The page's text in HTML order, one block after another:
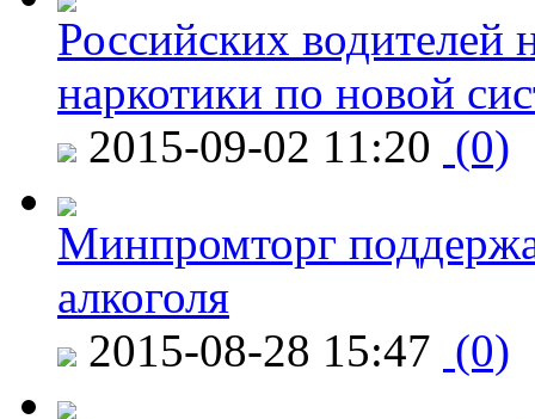
Российских водителей
наркотики по новой
2015-09-02 11:20 (0)
Минпромторг
алкоголя
2015-08-28 15:47 (0)